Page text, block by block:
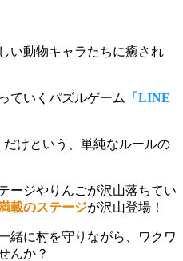
い動物キャラたちに癒され
ていくパズルゲーム
「LINE
だけという、単純なルールの
ージやりんごが沢山落ちてい
載のステージが沢山登場！
緒に村を守りながら、ワクワ
んか？